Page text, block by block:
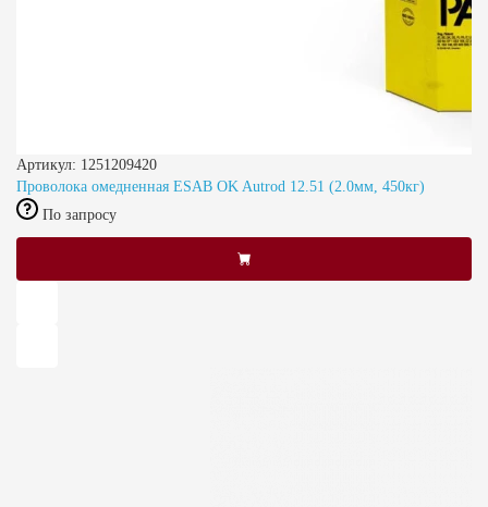
Артикул: 1251209420
Проволока омедненная ESAB OK Autrod 12.51 (2.0мм, 450кг)
По запросу